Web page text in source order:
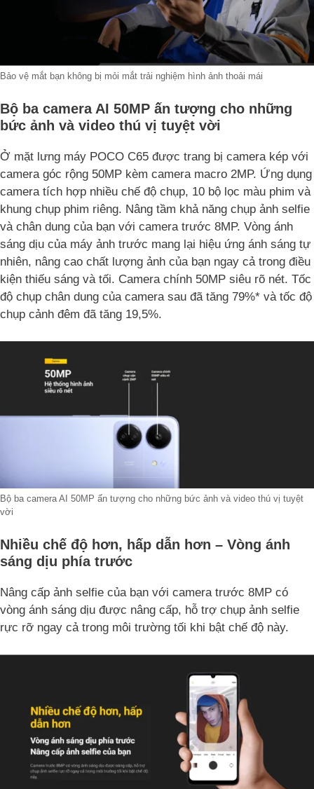
Bảo vệ mắt bạn không bị mỏi mắt trải nghiệm hình ảnh thoải mái
Bộ ba camera AI 50MP ấn tượng cho những
bức ảnh và video thú vị tuyệt vời
Ở mặt lưng máy POCO C65 được trang bị camera kép với
camera góc rộng 50MP kèm camera macro 2MP. Ứng dụng
camera tích hợp nhiều chế độ chụp, 10 bộ lọc màu phim và
khung chụp phim riêng. Nâng tầm khả năng chụp ảnh selfie
và chân dung của bạn với camera trước 8MP. Vòng ánh
sáng dịu của máy ảnh trước mang lại hiệu ứng ánh sáng tự
nhiên, nâng cao chất lượng ảnh của bạn ngay cả trong điều
kiện thiếu sáng và tối. Camera chính 50MP siêu rõ nét. Tốc
độ chụp chân dung của camera sau đã tăng 79%* và tốc độ
chụp cảnh đêm đã tăng 19,5%.
Bộ ba camera AI 50MP ấn tượng cho những bức ảnh và video thú vị tuyệt
vời
Nhiều chế độ hơn, hấp dẫn hơn – Vòng ánh
sáng dịu phía trước
Nâng cấp ảnh selfie của bạn với camera trước 8MP có
vòng ánh sáng dịu được nâng cấp, hỗ trợ chụp ảnh selfie
rực rỡ ngay cả trong môi trường tối khi bật chế độ này.